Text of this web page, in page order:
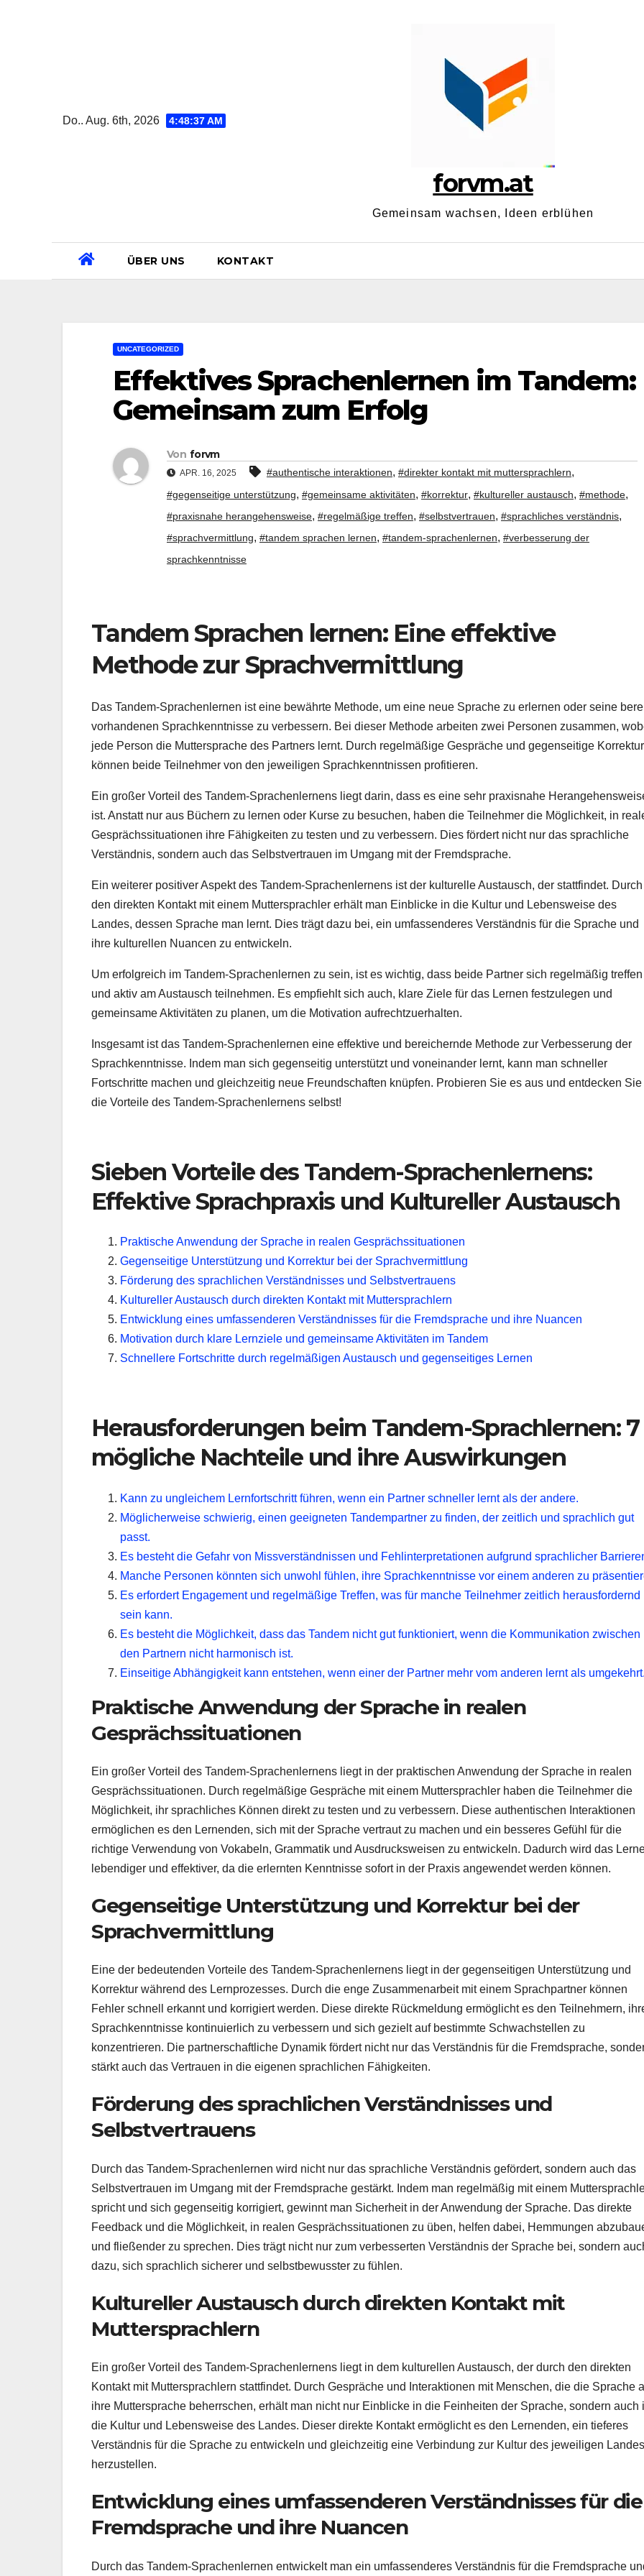
Do.. Aug. 6th, 2026 4:48:38 AM
forvm.at
Gemeinsam wachsen, Ideen erblühen
ÜBER UNS KONTAKT
UNCATEGORIZED
Effektives Sprachenlernen im Tandem:
Gemeinsam zum Erfolg
Von forvm
APR. 16, 2025 #authentische interaktionen, #direkter kontakt mit muttersprachlern,
#gegenseitige unterstützung, #gemeinsame aktivitäten, #korrektur, #kultureller austausch, #methode,
#praxisnahe herangehensweise, #regelmäßige treffen, #selbstvertrauen, #sprachliches verständnis,
#sprachvermittlung, #tandem sprachen lernen, #tandem-sprachenlernen, #verbesserung der
sprachkenntnisse
Tandem Sprachen lernen: Eine effektive
Methode zur Sprachvermittlung
Das Tandem-Sprachenlernen ist eine bewährte Methode, um eine neue Sprache zu erlernen oder seine
vorhandenen Sprachkenntnisse zu verbessern. Bei dieser Methode arbeiten zwei Personen zusammen,
jede Person die Muttersprache des Partners lernt. Durch regelmäßige Gespräche und gegenseitige
können beide Teilnehmer von den jeweiligen Sprachkenntnissen profitieren.
Ein großer Vorteil des Tandem-Sprachenlernens liegt darin, dass es eine sehr praxisnahe
ist. Anstatt nur aus Büchern zu lernen oder Kurse zu besuchen, haben die Teilnehmer die Möglichkeit, in
Gesprächssituationen ihre Fähigkeiten zu testen und zu verbessern. Dies fördert nicht nur das sprachliche
Verständnis, sondern auch das Selbstvertrauen im Umgang mit der Fremdsprache.
Ein weiterer positiver Aspekt des Tandem-Sprachenlernens ist der kulturelle Austausch, der stattfindet. Durch
den direkten Kontakt mit einem Muttersprachler erhält man Einblicke in die Kultur und Lebensweise des
Landes, dessen Sprache man lernt. Dies trägt dazu bei, ein umfassenderes Verständnis für die Sprache und
ihre kulturellen Nuancen zu entwickeln.
Um erfolgreich im Tandem-Sprachenlernen zu sein, ist es wichtig, dass beide Partner sich regelmäßig treffen
und aktiv am Austausch teilnehmen. Es empfiehlt sich auch, klare Ziele für das Lernen festzulegen und
gemeinsame Aktivitäten zu planen, um die Motivation aufrechtzuerhalten.
Insgesamt ist das Tandem-Sprachenlernen eine effektive und bereichernde Methode zur Verbesserung der
Sprachkenntnisse. Indem man sich gegenseitig unterstützt und voneinander lernt, kann man schneller
Fortschritte machen und gleichzeitig neue Freundschaften knüpfen. Probieren Sie es aus und entdecken Sie
die Vorteile des Tandem-Sprachenlernens selbst!
Sieben Vorteile des Tandem-Sprachenlernens:
Effektive Sprachpraxis und Kultureller Austausch
Praktische Anwendung der Sprache in realen Gesprächssituationen
Gegenseitige Unterstützung und Korrektur bei der Sprachvermittlung
Förderung des sprachlichen Verständnisses und Selbstvertrauens
Kultureller Austausch durch direkten Kontakt mit Muttersprachlern
Entwicklung eines umfassenderen Verständnisses für die Fremdsprache und ihre Nuancen
Motivation durch klare Lernziele und gemeinsame Aktivitäten im Tandem
Schnellere Fortschritte durch regelmäßigen Austausch und gegenseitiges Lernen
Herausforderungen beim Tandem-Sprachlernen: 7
mögliche Nachteile und ihre Auswirkungen
Kann zu ungleichem Lernfortschritt führen, wenn ein Partner schneller lernt als der andere.
Möglicherweise schwierig, einen geeigneten Tandempartner zu finden, der zeitlich und sprachlich gut
passt.
Es besteht die Gefahr von Missverständnissen und Fehlinterpretationen aufgrund sprachlicher
Manche Personen könnten sich unwohl fühlen, ihre Sprachkenntnisse vor einem anderen zu
Es erfordert Engagement und regelmäßige Treffen, was für manche Teilnehmer zeitlich herausfordernd
sein kann.
Es besteht die Möglichkeit, dass das Tandem nicht gut funktioniert, wenn die Kommunikation zwischen
den Partnern nicht harmonisch ist.
Einseitige Abhängigkeit kann entstehen, wenn einer der Partner mehr vom anderen lernt als
Praktische Anwendung der Sprache in realen
Gesprächssituationen
Ein großer Vorteil des Tandem-Sprachenlernens liegt in der praktischen Anwendung der Sprache in realen
Gesprächssituationen. Durch regelmäßige Gespräche mit einem Muttersprachler haben die Teilnehmer die
Möglichkeit, ihr sprachliches Können direkt zu testen und zu verbessern. Diese authentischen Interaktionen
ermöglichen es den Lernenden, sich mit der Sprache vertraut zu machen und ein besseres Gefühl für die
richtige Verwendung von Vokabeln, Grammatik und Ausdrucksweisen zu entwickeln. Dadurch wird das
lebendiger und effektiver, da die erlernten Kenntnisse sofort in der Praxis angewendet werden können.
Gegenseitige Unterstützung und Korrektur bei der
Sprachvermittlung
Eine der bedeutenden Vorteile des Tandem-Sprachenlernens liegt in der gegenseitigen Unterstützung und
Korrektur während des Lernprozesses. Durch die enge Zusammenarbeit mit einem Sprachpartner können
Fehler schnell erkannt und korrigiert werden. Diese direkte Rückmeldung ermöglicht es den Teilnehmern,
Sprachkenntnisse kontinuierlich zu verbessern und sich gezielt auf bestimmte Schwachstellen zu
konzentrieren. Die partnerschaftliche Dynamik fördert nicht nur das Verständnis für die Fremdsprache,
stärkt auch das Vertrauen in die eigenen sprachlichen Fähigkeiten.
Förderung des sprachlichen Verständnisses und
Selbstvertrauens
Durch das Tandem-Sprachenlernen wird nicht nur das sprachliche Verständnis gefördert, sondern auch das
Selbstvertrauen im Umgang mit der Fremdsprache gestärkt. Indem man regelmäßig mit einem
spricht und sich gegenseitig korrigiert, gewinnt man Sicherheit in der Anwendung der Sprache. Das direkte
Feedback und die Möglichkeit, in realen Gesprächssituationen zu üben, helfen dabei, Hemmungen
und fließender zu sprechen. Dies trägt nicht nur zum verbesserten Verständnis der Sprache bei, sondern
dazu, sich sprachlich sicherer und selbstbewusster zu fühlen.
Kultureller Austausch durch direkten Kontakt mit
Muttersprachlern
Ein großer Vorteil des Tandem-Sprachenlernens liegt in dem kulturellen Austausch, der durch den direkten
Kontakt mit Muttersprachlern stattfindet. Durch Gespräche und Interaktionen mit Menschen, die die Sprache
ihre Muttersprache beherrschen, erhält man nicht nur Einblicke in die Feinheiten der Sprache, sondern auch
die Kultur und Lebensweise des Landes. Dieser direkte Kontakt ermöglicht es den Lernenden, ein tieferes
Verständnis für die Sprache zu entwickeln und gleichzeitig eine Verbindung zur Kultur des jeweiligen Landes
herzustellen.
Entwicklung eines umfassenderen Verständnisses für die
Fremdsprache und ihre Nuancen
Durch das Tandem-Sprachenlernen entwickelt man ein umfassenderes Verständnis für die Fremdsprache